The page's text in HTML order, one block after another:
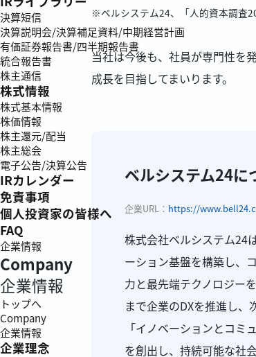
決算短信
決算説明会/決算補足資料/中期経営計画
有価証券報告書/四半期報告書
統合報告書
株主通信
株式情報
株式基本情報
株価情報
株主還元/配当
株主総会
電子公告/決算公告
IRカレンダー
免責事項
個人投資家の皆様へ
FAQ
企業情報
Company
企業情報
トップへ
Company
企業情報
企業理念
※ベルシステム24、「人的資本調査
当社は今後も、社員が専門性を
成長を目指してまいります。
ベルシステム24に
企業URL： https://
株式会社ベルシステム24
ーション基盤を構築し、
力と最先端テクノロジー
まで企業のDXを推進し、
「イノベーションとコ
を創出し、持続可能な社